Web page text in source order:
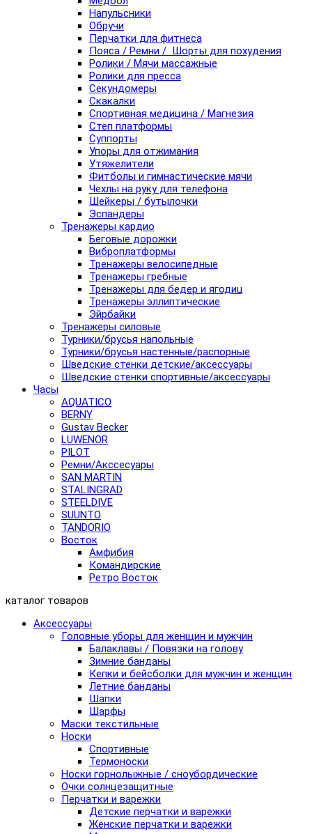
Напульсники
Обручи
Перчатки для фитнеса
Пояса / Ремни / Шорты для похудения
Ролики / Мячи массажные
Ролики для пресса
Секундомеры
Скакалки
Спортивная медицина / Магнезия
Степ платформы
Суппорты
Упоры для отжимания
Утяжелители
Фитболы и гимнастические мячи
Чехлы на руку для телефона
Шейкеры / бутылочки
Эспандеры
Тренажеры кардио
Беговые дорожки
Виброплатформы
Тренажеры велосипедные
Тренажеры гребные
Тренажеры для бедер и ягодиц
Тренажеры эллиптические
Эйрбайки
Тренажеры силовые
Турники/брусья напольные
Турники/брусья настенные/распорные
Шведские стенки детские/аксессуары
Шведские стенки спортивные/аксессуары
Часы
AQUATICO
BERNY
Gustav Becker
LUWENOR
PILOT
Pемни/Акссесуары
SAN MARTIN
STALINGRAD
STEELDIVE
SUUNTO
TANDORIO
Восток
Амфибия
Командирские
Ретро Восток
каталог товаров
Аксессуары
Головные уборы для женщин и мужчин
Балаклавы / Повязки на голову
Зимние банданы
Кепки и бейсболки для мужчин и женщин
Летние банданы
Шапки
Шарфы
Маски текстильные
Носки
Спортивные
Термоноски
Носки горнолыжные / сноубордические
Очки солнцезащитные
Перчатки и варежки
Детские перчатки и варежки
Женские перчатки и варежки